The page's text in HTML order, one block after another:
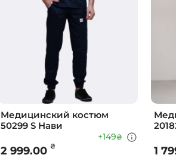
Медицинский костюм
50299 S Нави
2 999.00 ₴
+149₴
1